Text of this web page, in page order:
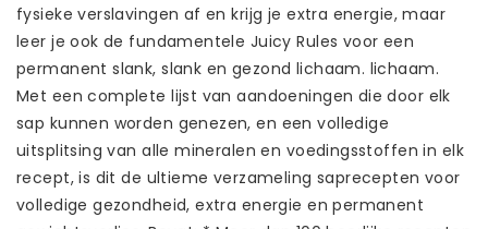
fysieke verslavingen af ​​en krijg je extra energie, maar
leer je ook de fundamentele Juicy Rules voor een
permanent slank, slank en gezond lichaam. lichaam.
Met een complete lijst van aandoeningen die door elk
sap kunnen worden genezen, en een volledige
uitsplitsing van alle mineralen en voedingsstoffen in elk
recept, is dit de ultieme verzameling saprecepten voor
volledige gezondheid, extra energie en permanent